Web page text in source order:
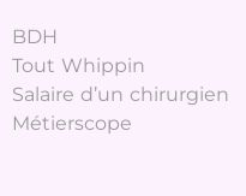
BDH
Tout Whippin
Salaire d’un chirurgien
Métierscope